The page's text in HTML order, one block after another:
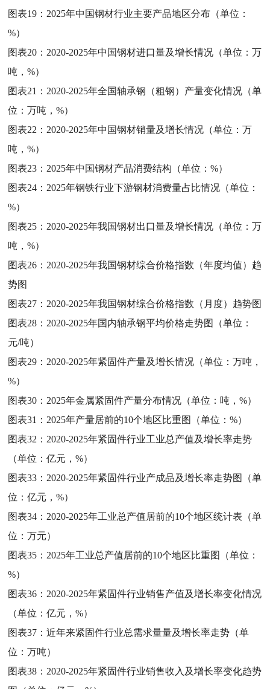
图表19： 2025年中国钢材行业主要产品地区分布（单位：
%）
图表20： 2020-2025年中国钢材进口量及增长情况（单位：万
吨，%）
图表21： 2020-2025年全国轴承钢（粗钢）产量变化情况（单
位：万吨，%）
图表22： 2020-2025年中国钢材销量及增长情况（单位：万
吨，%）
图表23： 2025年中国钢材产品消费结构（单位：%）
图表24： 2025年钢铁行业下游钢材消费量占比情况（单位：
%）
图表25： 2020-2025年我国钢材出口量及增长情况（单位：万
吨，%）
图表26： 2020-2025年我国钢材综合价格指数（年度均值）趋
势图
图表27： 2020-2025年我国钢材综合价格指数（月度）趋势图
图表28： 2020-2025年国内轴承钢平均价格走势图（单位：
元/吨）
图表29： 2020-2025年紧固件产量及增长情况（单位：万吨，
%）
图表30： 2025年金属紧固件产量分布情况（单位：吨，%）
图表31： 2025年产量居前的10个地区比重图（单位：%）
图表32： 2020-2025年紧固件行业工业总产值及增长率走势
（单位：亿元，%）
图表33： 2020-2025年紧固件行业产成品及增长率走势图（单
位：亿元，%）
图表34： 2020-2025年工业总产值居前的10个地区统计表（单
位：万元）
图表35： 2025年工业总产值居前的10个地区比重图（单位：
%）
图表36： 2020-2025年紧固件行业销售产值及增长率变化情况
（单位：亿元，%）
图表37：近年来紧固件行业总需求量量及增长率走势（单
位：万吨）
图表38： 2020-2025年紧固件行业销售收入及增长率变化趋势